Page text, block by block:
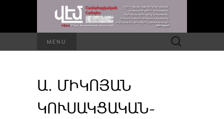
MENU Որոնել՝
Ա. ՄԻԿՈՅԱՆ
ԿՈՒՍԱԿՑԱԿԱՆ-